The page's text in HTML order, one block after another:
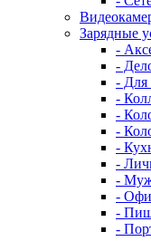
Зарядные
-
-
- Для
-
-
-
-
-
-
-
-
-